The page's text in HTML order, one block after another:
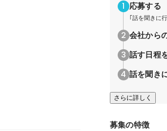
応募する
｢話を聞きに
会社から
話す日程
話を聞き
さらに詳しく
募集の特徴